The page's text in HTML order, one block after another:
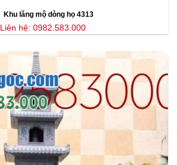
Khu lăng mộ dòng họ 4313
Liên hệ: 0982.583.000